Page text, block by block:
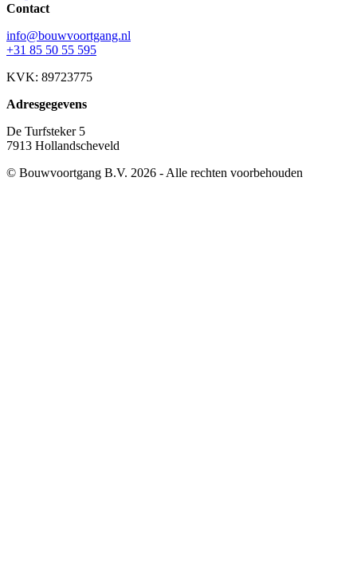
Contact
info@bouwvoortgang.nl
+31 85 50 55 595
KVK: 89723775
Adresgegevens
De Turfsteker 5
7913 Hollandscheveld
© Bouwvoortgang B.V. 2026 - Alle rechten voorbehouden